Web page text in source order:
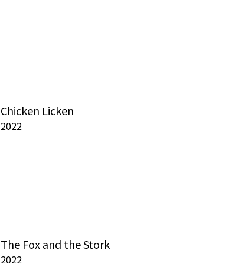
Chicken Licken
2022
The Fox and the Stork
2022